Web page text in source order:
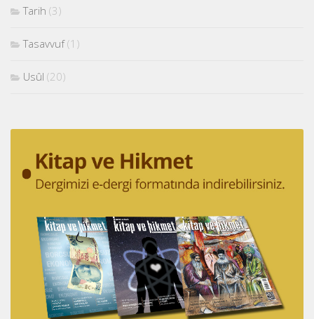
Tarih (3)
Tasavvuf(1)
Usûl (20)